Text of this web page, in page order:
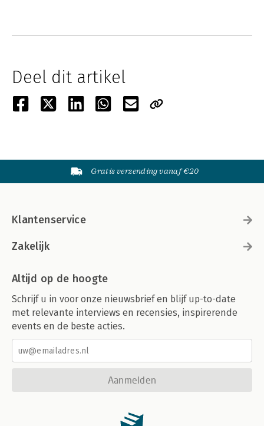
Deel dit artikel
Gratis verzending vanaf €20
Klantenservice
Zakelijk
Altijd op de hoogte
Schrijf u in voor onze nieuwsbrief en blijf up-to-date
met relevante interviews en recensies, inspirerende
events en de beste acties.
Aanmelden